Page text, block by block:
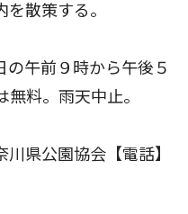
散策する。
午前９時から午後５
料。雨天中止。
県公園協会【電話】